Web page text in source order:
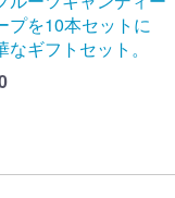
プを10本セットに
なギフトセット。